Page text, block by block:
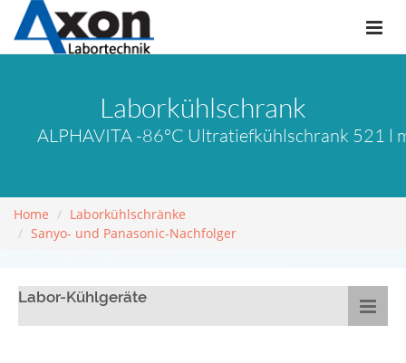
Laborkühlschrank
ALPHAVITA -86°C Ultratiefkühlschrank 521
Home
Laborkühlschränke
Sanyo- und Panasonic-Nachfolger
Labor-Kühlgeräte